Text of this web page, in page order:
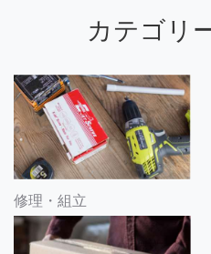
カテゴリ
修理・組立